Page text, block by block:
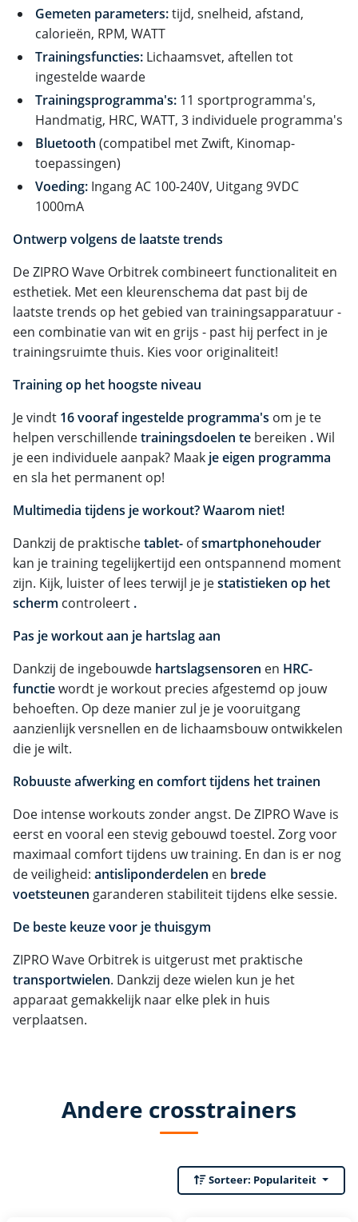
Gemeten parameters:tijd, snelheid, afstand,
calorieën, RPM, WATT
Trainingsfuncties: Lichaamsvet, aftellen tot
ingestelde waarde
Trainingsprogramma's: 11 sportprogramma's,
Handmatig, HRC, WATT, 3 individuele programma's
Bluetooth (compatibel met Zwift, Kinomap-
toepassingen)
Voeding: Ingang AC 100-240V, Uitgang 9VDC
1000mA
Ontwerp volgens de laatste trends
De ZIPRO Wave Orbitrek combineert functionaliteit en
esthetiek. Met een kleurenschema dat past bij de
laatste trends op het gebied van trainingsapparatuur -
een combinatie van wit en grijs - past hij perfect in je
trainingsruimte thuis. Kies voor originaliteit!
Training op het hoogste niveau
Je vindt 16 vooraf ingestelde programma's om je te
helpen verschillendetrainingsdoelen te bereiken .Wil
je een individuele aanpak? Maak je eigen programma
en sla het permanent op!
Multimedia tijdens je workout? Waarom niet!
Dankzij de praktischetablet- ofsmartphonehouder
kan je training tegelijkertijd een ontspannend moment
zijn. Kijk, luister of lees terwijl je jestatistieken op het
scherm controleert .
Pas je workout aan je hartslag aan
Dankzij de ingebouwde hartslagsensoren en HRC-
functiewordt je workout precies afgestemd op jouw
behoeften. Op deze manier zul je je vooruitgang
aanzienlijk versnellen en de lichaamsbouw ontwikkelen
die je wilt.
Robuuste afwerking en comfort tijdens het trainen
Doe intense workouts zonder angst. De ZIPRO Wave is
eerst en vooral een stevig gebouwd toestel. Zorg voor
maximaal comfort tijdens uw training. En dan is er nog
de veiligheid: antisliponderdelen en brede
voetsteunen garanderen stabiliteit tijdens elke sessie.
De beste keuze voor je thuisgym
ZIPRO Wave Orbitrek is uitgerust met praktische
transportwielen. Dankzij deze wielen kun je het
apparaat gemakkelijk naar elke plek in huis
verplaatsen.
Andere crosstrainers
Sorteer: Populariteit